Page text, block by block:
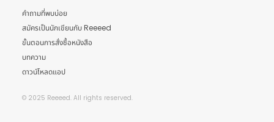
คำถามที่พบบ่อย
สมัครเป็นนักเขียนกับ Reeeed
ขั้นตอนการสั่งซื้อหนังสือ
บทความ
ดาวน์โหลดแอป
© 2025 Reeeed. All rights reserved.